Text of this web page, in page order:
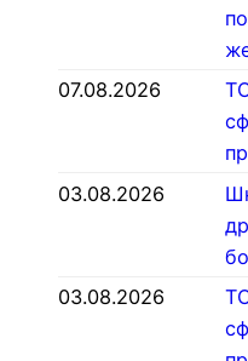
07.08.2026
03.08.2026
03.08.2026